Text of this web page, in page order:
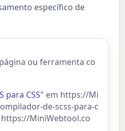
específico de
ou ferramenta co
para CSS" em https://Mi
de-scss-para-c
https://MiniWebtool.co